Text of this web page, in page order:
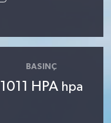
BASINÇ
1011 HPA hpa